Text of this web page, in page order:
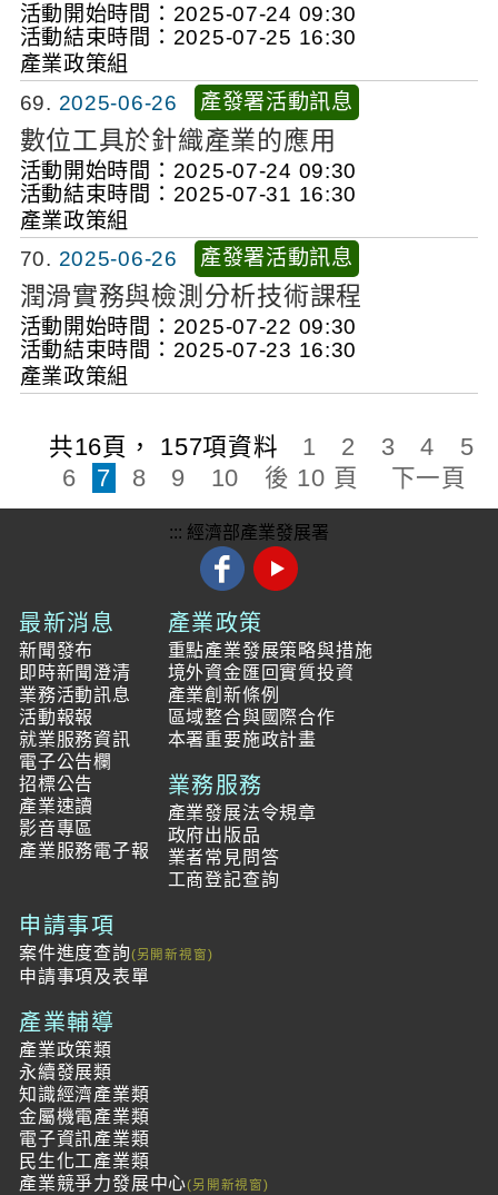
活動開始時間：2025-07-24 09:30
活動結束時間：2025-07-25 16:30
產業政策組
69
2025-06-26 產發署活動訊息
數位工具於針織產業的應用
活動開始時間：2025-07-24 09:30
活動結束時間：2025-07-31 16:30
產業政策組
70
2025-06-26 產發署活動訊息
潤滑實務與檢測分析技術課程
活動開始時間：2025-07-22 09:30
活動結束時間：2025-07-23 16:30
產業政策組
共16頁， 157項資料 1 2 3 4
5
6
7 8 9 10 後 10 頁 下一頁
::: 經濟部產業發展署
最新消息
新聞發布
即時新聞澄清
業務活動訊息
活動報報
就業服務資訊
電子公告欄
招標公告
產業速讀
影音專區
產業服務電子報
產業政策
重點產業發展策略與措施
境外資金匯回實質投資
產業創新條例
區域整合與國際合作
本署重要施政計畫
業務服務
產業發展法令規章
政府出版品
業者常見問答
工商登記查詢
申請事項
案件進度查詢
申請事項及表單
產業輔導
產業政策類
永續發展類
知識經濟產業類
金屬機電產業類
電子資訊產業類
民生化工產業類
產業競爭力發展中心